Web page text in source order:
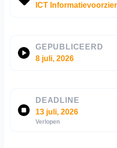
ICT
GEPUBLICEERD
8 juli, 2026
DEADLINE
13 juli, 2026
Verlopen